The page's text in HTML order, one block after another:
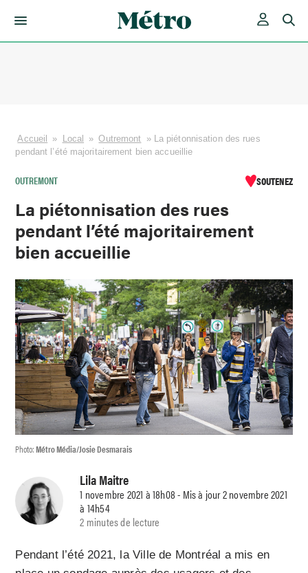
Accueil » Local » Outremont » La piétonnisation des rues
pendant l’été majoritairement bien accueillie
OUTREMONT SOUTENEZ
La piétonnisation des rues
pendant l’été majoritairement
bien accueillie
Photo:Métro Média/Josie Desmarais
Lila Maitre
1 novembre 2021 à 18h08 - Mis à jour 2 novembre 2021
à 14h54
2 minutes de lecture
Pendant l’été 2021, la Ville de Montréal a mis en